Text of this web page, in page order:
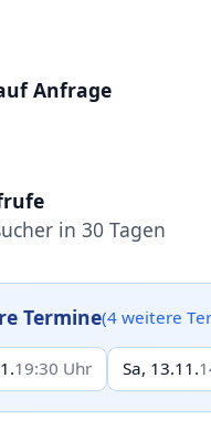
Anfrage
in 30 Tagen
Termine(4 weitere
19:30 Uhr Sa, 13.11.